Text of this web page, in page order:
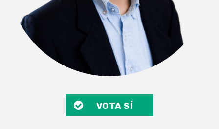
VOTA SÍ